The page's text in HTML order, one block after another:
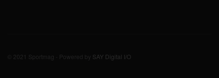
© 2021 Sportmag - Powered by SAY Digital I/O